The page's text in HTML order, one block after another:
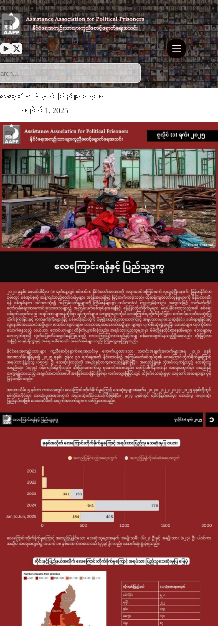
Skip
to
content
လေကြောင်းရန်နှင့် ပြည်သူ့ဒုက္ခ
ဇူလိုင် 1, 2025